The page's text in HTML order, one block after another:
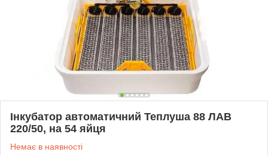
Інкубатор автоматичний Теплуша 88 ЛАВ
220/50, на 54 яйця
Немає в наявності